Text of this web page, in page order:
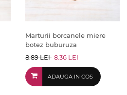
Marturii borcanele miere
botez buburuza
8.89 LEI 8.36 LEI
ADAUGA IN COS